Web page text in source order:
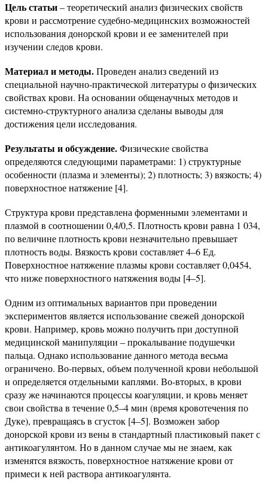
Цель статьи– теоретический анализ физических свойств
крови и рассмотрение судебно-медицинских возможностей
использования донорской крови и ее заменителей при
изучении следов крови.
Материал и методы.Проведен анализ сведений из
специальной научно-практической литературы о физических
свойствах крови. На основании общенаучных методов и
системно-структурного анализа сделаны выводы для
достижения цели исследования.
Результаты и обсуждение.Физические свойства
определяются следующими параметрами: 1) структурные
особенности (плазма и элементы); 2) плотность; 3) вязкость; 4)
поверхностное натяжение [4].
Структура крови представлена форменными элементами и
плазмой в соотношении 0,4/0,5. Плотность крови равна 1 034,
по величине плотность крови незначительно превышает
плотность воды. Вязкость крови составляет 4–6 Ед.
Поверхностное натяжение плазмы крови составляет 0,0454,
что ниже поверхностного натяжения воды [4–5].
Одним из оптимальных вариантов при проведении
экспериментов является использование свежей донорской
крови. Например, кровь можно получить при доступной
медицинской манипуляции – прокалывание подушечки
пальца. Однако использование данного метода весьма
ограничено. Во-первых, объем полученной крови небольшой
и определяется отдельными каплями. Во-вторых, в крови
сразу же начинаются процессы коагуляции, и кровь меняет
свои свойства в течение 0,5–4 мин (время кровотечения по
Дуке), превращаясь в сгусток [4–5]. Возможен забор
донорской крови из вены в стандартный пластиковый пакет с
антикоагулянтом. Но в данном случае мы не знаем, как
изменятся вязкость, поверхностное натяжение крови от
примеси к ней раствора антикоагулянта.